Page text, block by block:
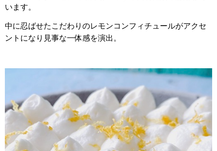
います。
中に忍ばせたこだわりのレモンコンフィチュールがアクセ
ントになり見事な一体感を演出。